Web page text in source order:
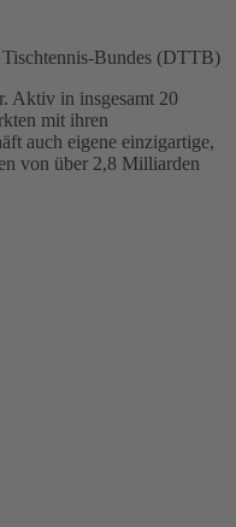
Bundes (DTTB)
Aktiv in insgesamt 20
mit ihren
auch eigene einzigartige,
von über 2,8 Milliarden